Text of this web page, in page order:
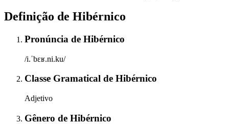
Definição de Hibérnico
Pronúncia de Hibérnico
/i.ˈbɛʁ.ni.ku/
Classe Gramatical de Hibérnico
Adjetivo
Gênero de Hibérnico